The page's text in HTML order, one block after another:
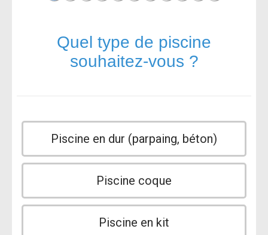
Quel type de piscine
souhaitez-vous ?
Piscine en dur (parpaing, béton)
Piscine coque
Piscine en kit